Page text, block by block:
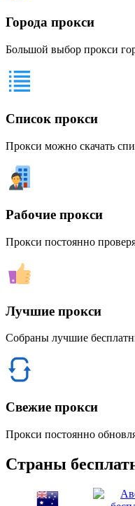
Города прокси
Большой выбор прокси
Список прокси
Прокси можно скачать
Рабочие прокси
Прокси постоянно
Лучшие прокси
Собраны лучшие
Свежие прокси
Прокси постоянно
Страны